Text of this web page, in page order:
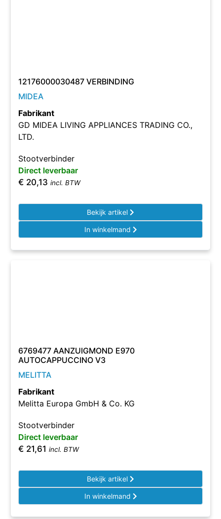
12176000030487 VERBINDING
MIDEA
Fabrikant
GD MIDEA LIVING APPLIANCES TRADING CO.,
LTD.
Stootverbinder
Direct leverbaar
€ 20,13 incl. BTW
Bekijk artikel
In winkelmand
6769477 AANZUIGMOND E970
AUTOCAPPUCCINO V3
MELITTA
Fabrikant
Melitta Europa GmbH & Co. KG
Stootverbinder
Direct leverbaar
€ 21,61 incl. BTW
Bekijk artikel
In winkelmand